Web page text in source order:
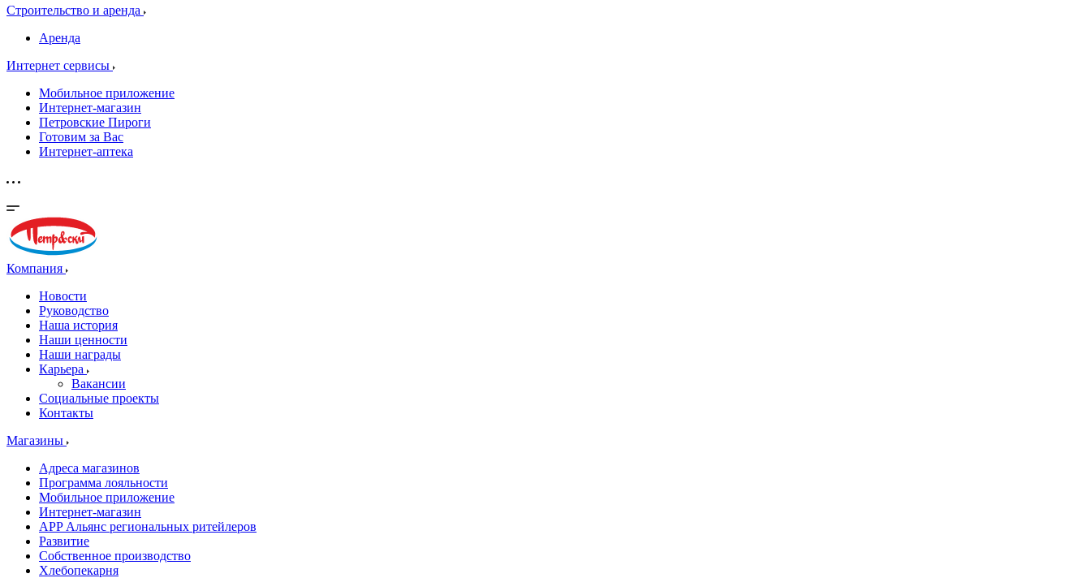
Строительство и аренда
Аренда
Интернет сервисы
Мобильное приложение
Интернет-магазин
Петровские Пироги
Готовим за Вас
Интернет-аптека
Компания
Новости
Руководство
Наша история
Наши ценности
Наши награды
Карьера
Вакансии
Социальные проекты
Контакты
Магазины
Адреса магазинов
Программа лояльности
Мобильное приложение
Интернет-магазин
APP Альянс региональных ритейлеров
Развитие
Собственное производство
Хлебопекарня